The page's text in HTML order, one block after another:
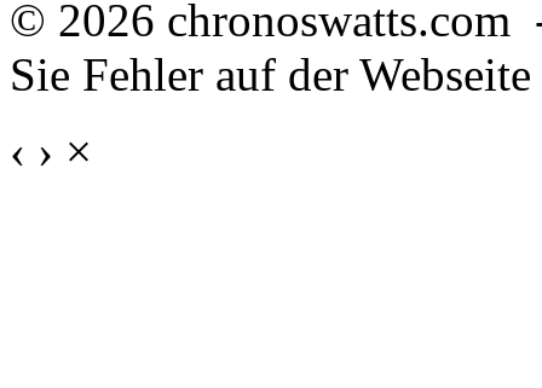
© 2026
Sie Fehler auf der
‹ › ×